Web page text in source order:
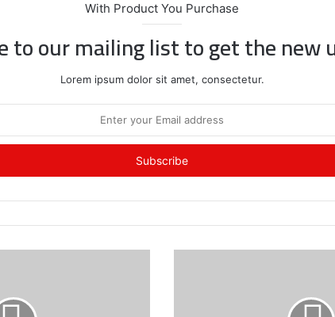
With Product You Purchase
to our mailing list to get the new
Lorem ipsum dolor sit amet, consectetur.